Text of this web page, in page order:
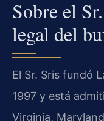
Sobre el
legal del
El Sr. Sris fundó
1997 y está
Virginia,